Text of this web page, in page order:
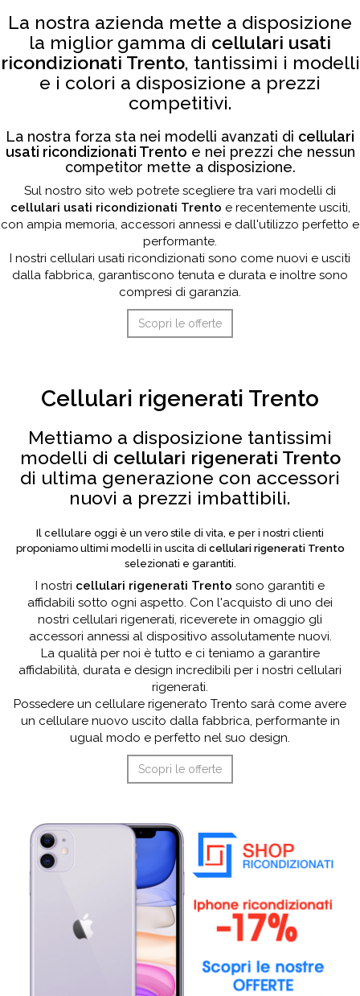
La nostra azienda mette a disposizione
la miglior gamma di cellulari usati
ricondizionati Trento, tantissimi i modelli
e i colori a disposizione a prezzi
competitivi.
La nostra forza sta nei modelli avanzati di cellulari
usati ricondizionati Trento e nei prezzi che nessun
competitor mette a disposizione.
Sul nostro sito web potrete scegliere tra vari modelli di
cellulari usati ricondizionati Trento e recentemente usciti,
con ampia memoria, accessori annessi e dall'utilizzo perfetto e
performante.
I nostri cellulari usati ricondizionati sono come nuovi e usciti
dalla fabbrica, garantiscono tenuta e durata e inoltre sono
compresi di garanzia.
Scopri le offerte
Cellulari rigenerati Trento
Mettiamo a disposizione tantissimi
modelli di cellulari rigenerati Trento
di ultima generazione con accessori
nuovi a prezzi imbattibili.
Il cellulare oggi è un vero stile di vita, e per i nostri clienti
proponiamo ultimi modelli in uscita di cellulari rigenerati Trento
selezionati e garantiti.
I nostri cellulari rigenerati Trento sono garantiti e
affidabili sotto ogni aspetto. Con l'acquisto di uno dei
nostri cellulari rigenerati, riceverete in omaggio gli
accessori annessi al dispositivo assolutamente nuovi.
La qualità per noi è tutto e ci teniamo a garantire
affidabilità, durata e design incredibili per i nostri cellulari
rigenerati.
Possedere un cellulare rigenerato Trento sarà come avere
un cellulare nuovo uscito dalla fabbrica, performante in
ugual modo e perfetto nel suo design.
Scopri le offerte